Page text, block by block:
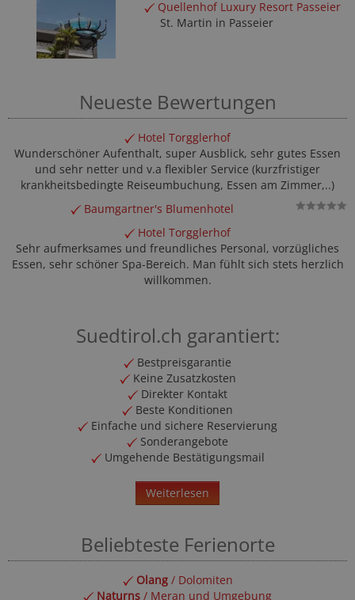
Quellenhof Luxury Resort Passeier
St. Martin in Passeier
Neueste Bewertungen
Hotel Torgglerhof
Wunderschöner Aufenthalt, super Ausblick, sehr gutes Essen
und sehr netter und v.a flexibler Service (kurzfristiger
krankheitsbedingte Reiseumbuchung, Essen am Zimmer,..)
Baumgartner's Blumenhotel
Hotel Torgglerhof
Sehr aufmerksames und freundliches Personal, vorzügliches
Essen, sehr schöner Spa-Bereich. Man fühlt sich stets herzlich
willkommen.
Suedtirol.ch garantiert:
Bestpreisgarantie
Keine Zusatzkosten
Direkter Kontakt
Beste Konditionen
Einfache und sichere Reservierung
Sonderangebote
Umgehende Bestätigungsmail
Weiterlesen
Beliebteste Ferienorte
Olang/ Dolomiten
Naturns / Meran und Umgebung